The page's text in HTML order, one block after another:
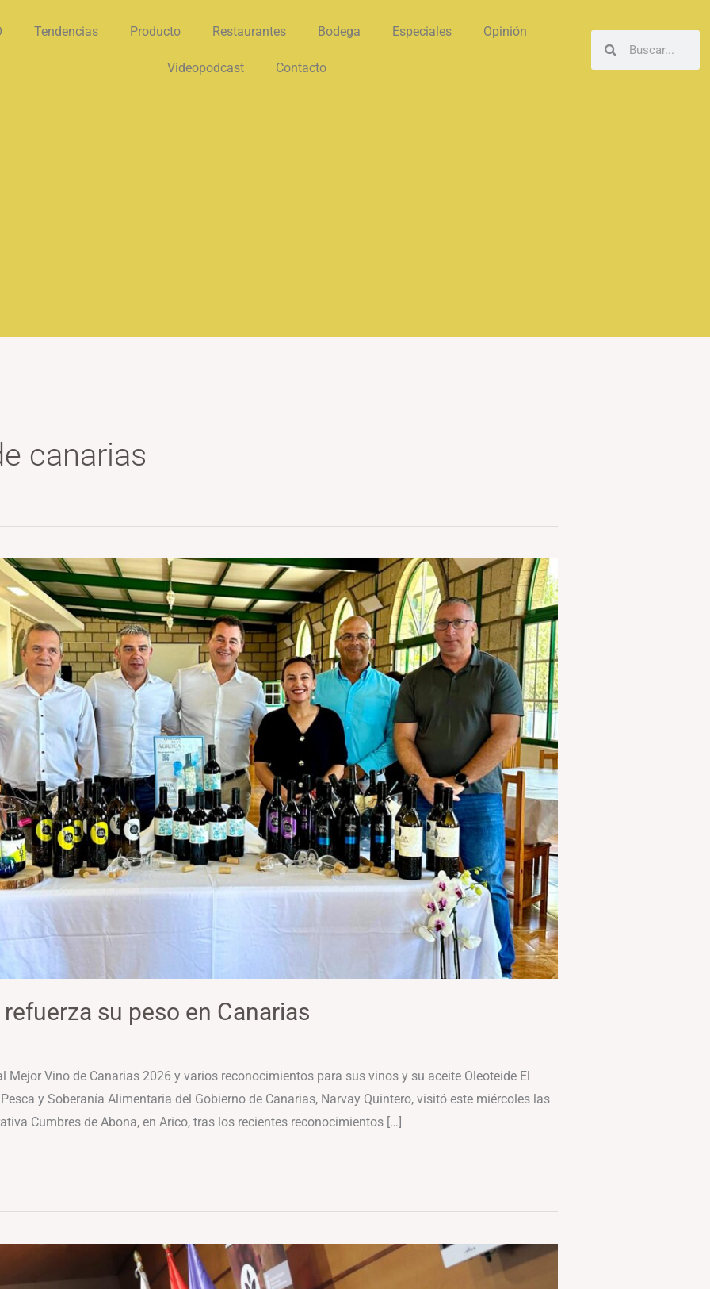
Tendencias Producto Restaurantes Bodega Especiales Opinión
Videopodcast Contacto
Buscar
canarias
su peso en Canarias
Mejor Vino de Canarias 2026 y varios reconocimientos para sus vinos y su aceite Oleoteide El
y Soberanía Alimentaria del Gobierno de Canarias, Narvay Quintero, visitó este miércoles las
Cumbres de Abona, en Arico, tras los recientes reconocimientos […]